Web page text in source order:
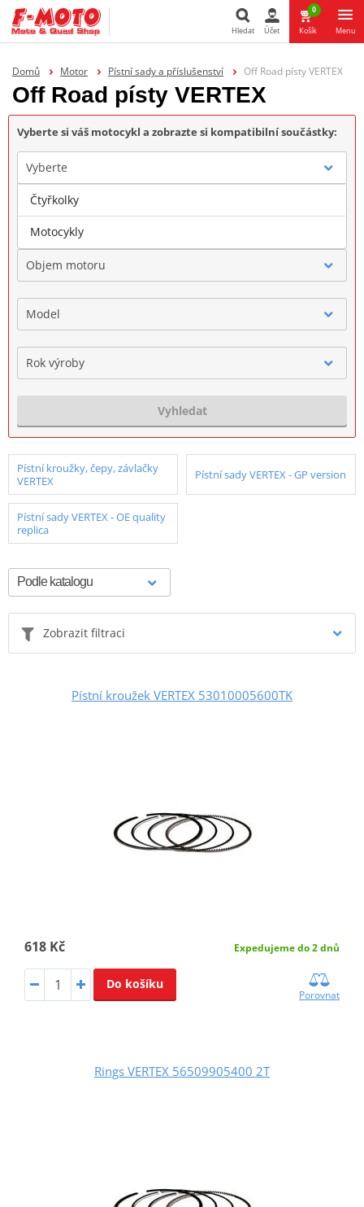
Hledat
Hledat Účet
0
Košík Menu
Domů Motor Pístní sady a příslušenství Off Road písty VERTEX
Off Road písty VERTEX
Vyberte si váš motocykl a zobrazte si kompatibilní součástky:
Vyberte
Značka
Objem motoru
Model
Rok výroby
Vyhledat
Pístní kroužky, čepy, závlačky
VERTEX
Pístní sady VERTEX - GP version
Pístní sady VERTEX - OE quality
replica
Zobrazit filtraci
Pístní kroužek VERTEX 53010005600TK
618 Kč Expedujeme do 2 dnů
Do košíku
Porovnat
Rings VERTEX 56509905400 2T
Čtyřkolky
Motocykly